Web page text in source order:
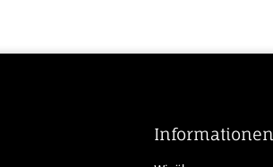
Informationen